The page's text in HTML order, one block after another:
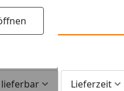
Lieferzeit